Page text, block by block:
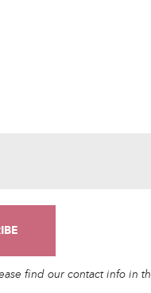
find our contact info in